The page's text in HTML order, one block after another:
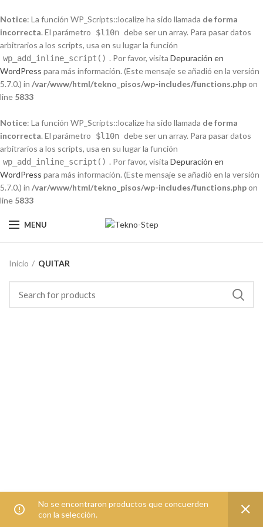
Notice: La función WP_Scripts::localize ha sido llamada de forma
incorrecta. El parámetro $l10n debe ser un array. Para pasar datos
arbitrarios a los scripts, usa en su lugar la función
wp_add_inline_script() . Por favor, visita Depuración en
WordPress para más información. (Este mensaje se añadió en la versión
5.7.0.) in /var/www/html/tekno_pisos/wp-includes/functions.phpon
line 5833
Notice: La función WP_Scripts::localize ha sido llamada de forma
incorrecta. El parámetro $l10n debe ser un array. Para pasar datos
arbitrarios a los scripts, usa en su lugar la función
wp_add_inline_script() . Por favor, visita Depuración en
WordPress para más información. (Este mensaje se añadió en la versión
5.7.0.) in /var/www/html/tekno_pisos/wp-includes/functions.phpon
line 5833
MENU
Inicio QUITAR
No se encontraron productos que concuerden
con la selección.